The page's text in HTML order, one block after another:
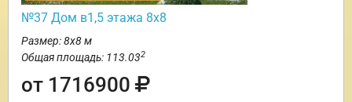
№37 Дом в1,5 этажа 8х8
Размер: 8х8 м
Общая площадь: 113.032
от 1716900